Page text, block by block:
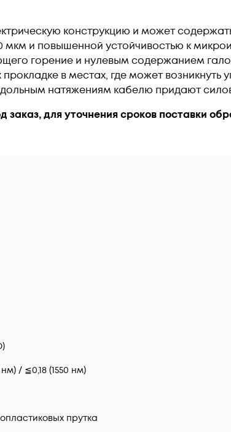
конструкцию и может
мкм и повышенной устойчивостью к
горение и нулевым содержанием
в местах, где может возникнуть
натяжениям кабелю придают
заказ, для уточнения сроков поставки
нм) / ≦0,18 (1550 нм)
прутка